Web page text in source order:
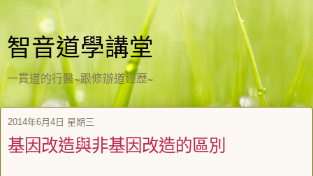
智音道學講堂
一貫道的行醫~跟修辦道經歷~
2014年6月4日 星期三
基因改造與非基因改造的區別